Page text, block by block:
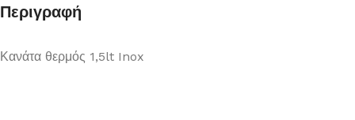
Περιγραφή
Κανάτα θερμός 1,5lt Inox